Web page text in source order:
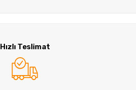
Hızlı Teslimat